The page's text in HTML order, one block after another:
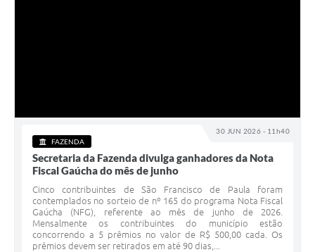
30 JUN 2026 - 11h40
FAZENDA
Secretaria da Fazenda divulga ganhadores da Nota
Fiscal Gaúcha do mês de junho
Cinco contribuintes de São Francisco de Paula foram
contemplados no sorteio de nº 165 do programa Nota Fiscal
Gaúcha (NFG), referente ao mês de junho de 2026.
Mensalmente os contribuintes do município estão
concorrendo a 5 prêmios no valor de R$ 500,00 cada. Os
prêmios devem ser retirados em até 90 dias,...